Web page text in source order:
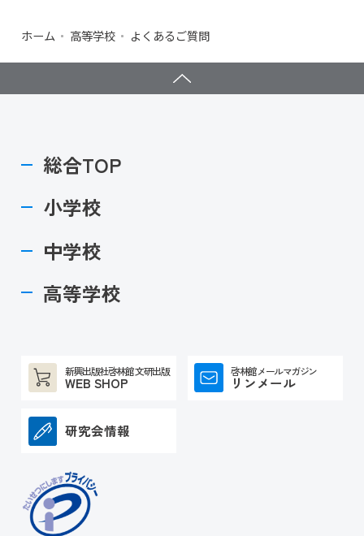
ホーム 高等学校 よくあるご質問
総合TOP
小学校
中学校
高等学校
新興出版社啓林館 文研出版
WEB SHOP
啓林館メールマガジン
リンメール
研究会情報